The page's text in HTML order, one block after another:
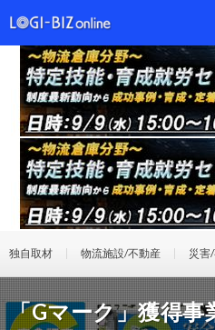
独自取材 物流施設/不動産 災害
「Gマーク」獲得事